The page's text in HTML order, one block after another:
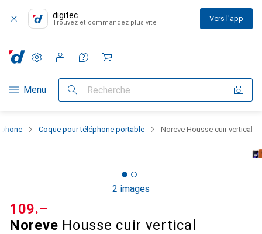
digitec
Trouvez et commandez plus vite Vers l'app
Navigation par catégorie
Menu Recherche
Paramètres
Compte client
Listes de comparaison
Listes d'envies
Panier
Coque pour téléphone portable Noreve Housse cuir vertical
2 images
Noreve Housse cuir vertical
CHF
109.–